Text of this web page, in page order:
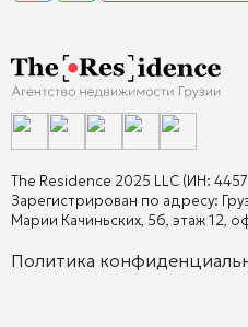
The Residence 2025 LLC (ИН:
Зарегистрирован по адресу:
Марии Качиньских, 5б, этаж 12,
Политика